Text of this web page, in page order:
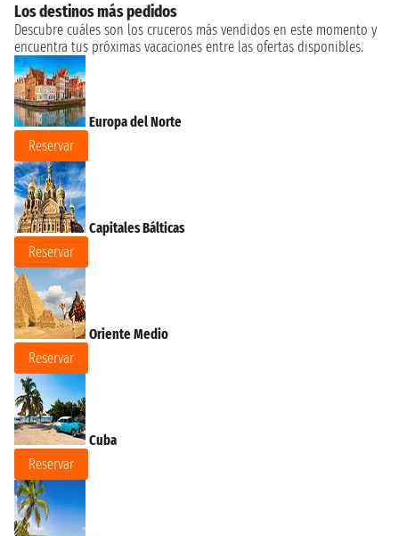
Los destinos más pedidos
Descubre cuáles son los cruceros más vendidos en este momento y
encuentra tus próximas vacaciones entre las ofertas disponibles.
Europa del Norte
Reservar
Capitales Bálticas
Reservar
Oriente Medio
Reservar
Cuba
Reservar